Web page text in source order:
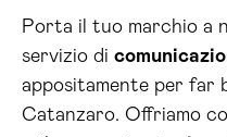
Porta il tuo marchio a
servizio di
appositamente per far
Catanzaro. Offriamo